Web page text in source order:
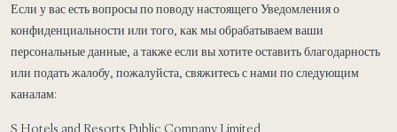
Если у вас есть вопросы по поводу настоящего Уведомления о
конфиденциальности или того, как мы обрабатываем ваши
персональные данные, а также если вы хотите оставить благодарность
или подать жалобу, пожалуйста, свяжитесь с нами по следующим
каналам:
S Hotels and Resorts Public Company Limited